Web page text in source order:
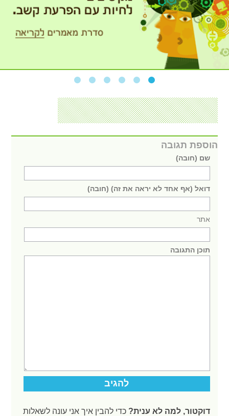
הוספת תגובה
שם (חובה)
דואל (אף אחד לא יראה את זה) (חובה)
אתר
תוכן התגובה
דוקטור, למה לא ענית? כדי להבין איך אני עונה לשאלות